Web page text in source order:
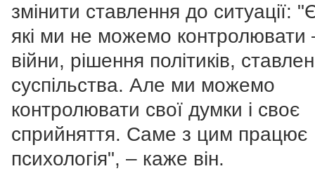
змінити ставлення до ситуації:
які ми не можемо контролювати
війни, рішення політиків,
суспільства. Але ми можемо
контролювати свої думки і своє
сприйняття. Саме з цим працює
психологія", – каже він.